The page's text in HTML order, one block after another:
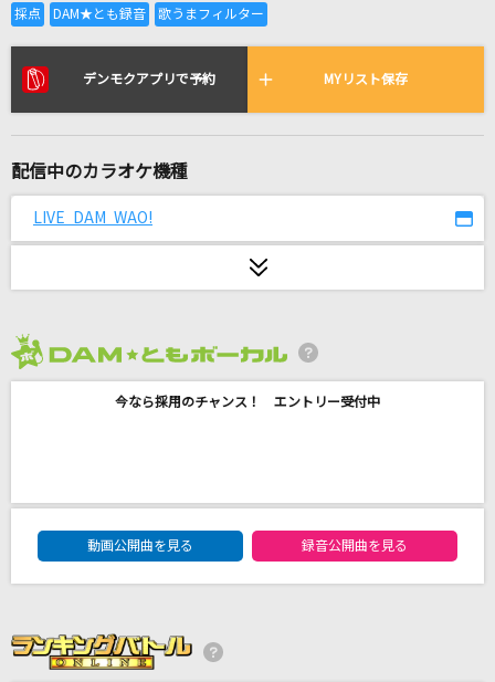
全国りれき
リアルタイムで歌われている曲の一覧
会いたくて 会いたくて
怪獣
BUMP OF CHICKEN
[生音]スパークル (movie ver.)
嵐(アラシ)
デンモクアプリで予約 MYリスト保存
配信中のカラオケ機種
LIVE DAM WAO!
今なら採用のチャンス！ エントリー受付中
DAM★ともボーカルエントリーランキング
動画公開曲を見る
録音公開曲を見る